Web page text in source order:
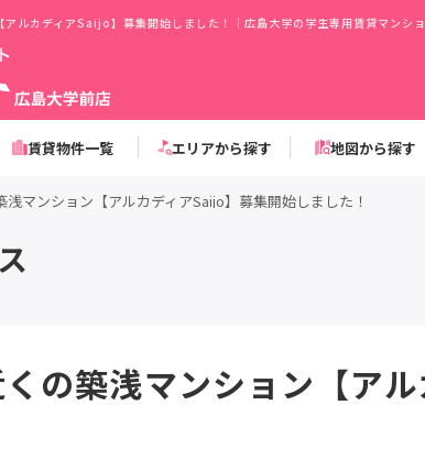
アルカディアSaijo】募集開始しました！｜広島大学の学生専用賃貸マンシ
賃貸物件一覧 エリアから探す 地図から探す
浅マンション【アルカディアSaijo】募集開始しました！
の築浅マンション【ア